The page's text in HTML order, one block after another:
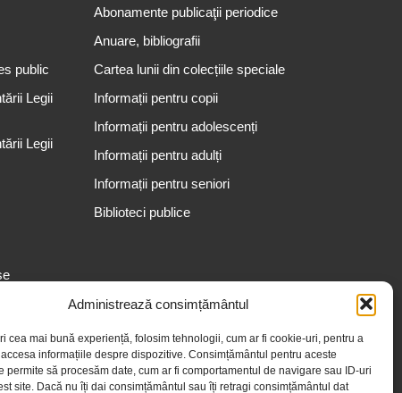
Administrează consimțământul
cea mai bună experiență, folosim tehnologii, cum ar fi cookie-uri, pentru a
informațiile despre dispozitive. Consimțământul pentru aceste
permite să procesăm date, cum ar fi comportamentul de navigare sau ID-uri
site. Dacă nu îți dai consimțământul sau îți retragi consimțământul dat
public
Legii
Legii
Abonamente publicaţii periodice
Anuare, bibliografii
Cartea lunii din colecțiile speciale
Informații pentru copii
Informații pentru adolescenți
Informații pentru adulți
Informații pentru seniori
Biblioteci publice